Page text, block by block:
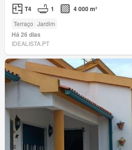
T4 1 4 000 m²
Terraço Jardim
Há 26 dias
IDEALISTA.PT